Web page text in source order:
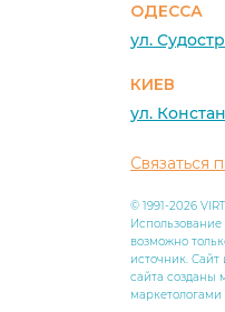
ОДЕССА
ул.
КИЕВ
ул.
Связаться
© 1991-2026
Использование
возможно
источник.
сайта созданы